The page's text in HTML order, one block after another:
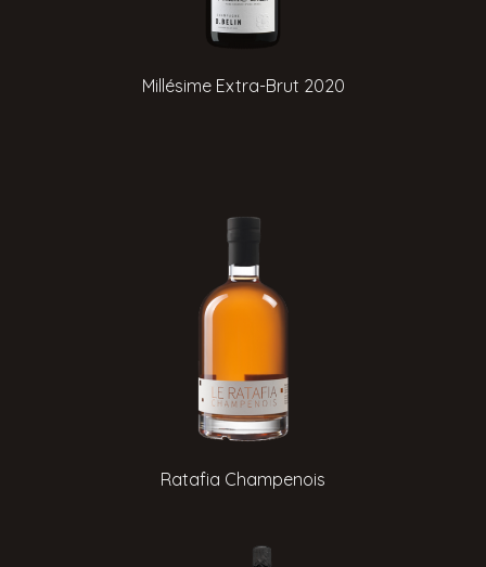
Millésime Extra-Brut 2020
Ratafia Champenois